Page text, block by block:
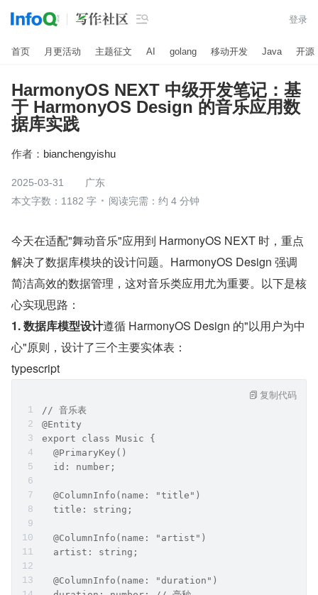
 登录
首页 月更活动 主题征文 AI golang 移动开发 Java 开源
HarmonyOS NEXT 中级开发笔记：基
于 HarmonyOS Design 的音乐应用数
据库实践
作者： bianchengyishu
2025-03-31
广东
本文字数：1182 字
阅读完需：约 4 分钟
今天在适配"舞动音乐"应用到 HarmonyOS NEXT 时，重点
解决了数据库模块的设计问题。HarmonyOS Design 强调
简洁高效的数据管理，这对音乐类应用尤为重要。以下是核
心实现思路：
1. 数据库模型设计遵循 HarmonyOS Design 的"以用户为中
心"原则，设计了三个主要实体表：
typescript
// 音乐表
@Entity
export class Music {
  @PrimaryKey()
  id: number;
  @ColumnInfo(name: "title")
  title: string;
  @ColumnInfo(name: "artist")
  artist: string;
  @ColumnInfo(name: "duration")
复制代码